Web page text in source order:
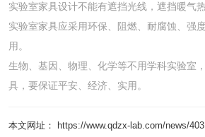
实验室家具设计不能有遮挡光线，遮挡暖气
实验室家具应采用环保、阻燃、耐腐蚀、强
用。
生物、基因、物理、化学等不用学科实验室
具，要保证平安、经济、实用。
本文网址： https://www.qdzx-lab.com/news/